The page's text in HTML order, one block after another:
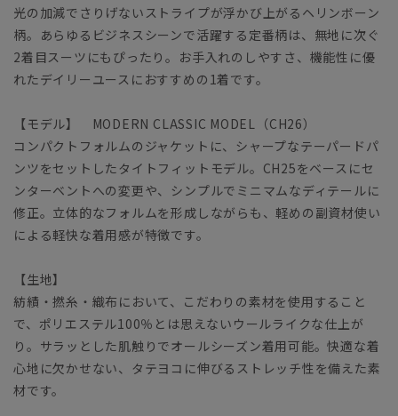
光の加減でさりげないストライプが浮かび上がるヘリンボーン
柄。あらゆるビジネスシーンで活躍する定番柄は、無地に次ぐ
2着目スーツにもぴったり。お手入れのしやすさ、機能性に優
れたデイリーユースにおすすめの1着です。
【モデル】 MODERN CLASSIC MODEL（CH26）
コンパクトフォルムのジャケットに、シャープなテーパードパ
ンツをセットしたタイトフィットモデル。CH25をベースにセ
ンターベントへの変更や、シンプルでミニマムなディテールに
修正。立体的なフォルムを形成しながらも、軽めの副資材使い
による軽快な着用感が特徴です。
【生地】
紡績・撚糸・織布において、こだわりの素材を使用すること
で、ポリエステル100％とは思えないウールライクな仕上が
り。サラッとした肌触りでオールシーズン着用可能。快適な着
心地に欠かせない、タテヨコに伸びるストレッチ性を備えた素
材です。